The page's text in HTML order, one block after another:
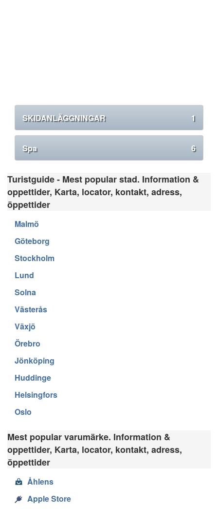
SKIDANLÄGGNINGAR 1
Spa 6
Turistguide - Mest popular stad. Information &
oppettider, Karta, locator, kontakt, adress,
öppettider
Malmö
Göteborg
Stockholm
Lund
Solna
Västerås
Växjö
Örebro
Jönköping
Huddinge
Helsingfors
Oslo
Mest popular varumärke. Information &
oppettider, Karta, locator, kontakt, adress,
öppettider
Åhlens
Apple Store